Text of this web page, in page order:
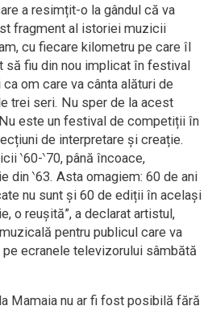
a resimțit-o la gândul că va
fragment al istoriei muzicii
cu fiecare kilometru pe care îl
să fiu din nou implicat în festival
om care va cânta alături de
trei seri. Nu sper de la acest
este un festival de competiții în
de interpretare și creație.
‵60-‵70, până încoace,
din ‵63. Asta omagiem: 60 de ani
nu sunt și 60 de ediții în același
o reușită”, a declarat artistul,
pentru publicul care va
ecranele televizorului sâmbătă
Mamaia nu ar fi fost posibilă fără